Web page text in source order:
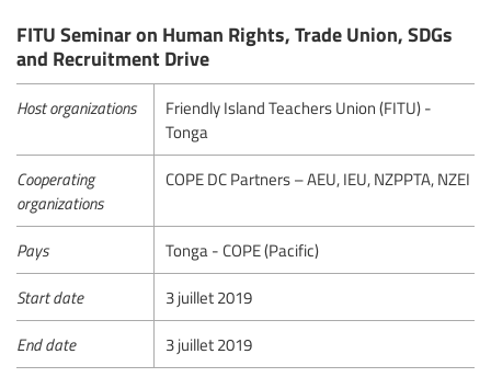
FITU Seminar on Human Rights, Trade Union, SDGs
and Recruitment Drive
Host organizations
Friendly Island Teachers Union (FITU) -
Tonga
Cooperating
organizations
COPE DC Partners – AEU, IEU, NZPPTA, NZEI
Pays Tonga - COPE (Pacific)
Start date 3 juillet 2019
End date 3 juillet 2019